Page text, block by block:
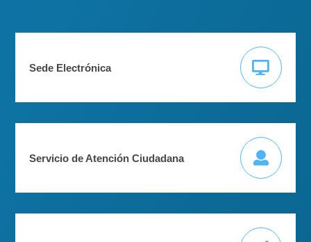
Sede Electrónica
Servicio de Atención Ciudadana